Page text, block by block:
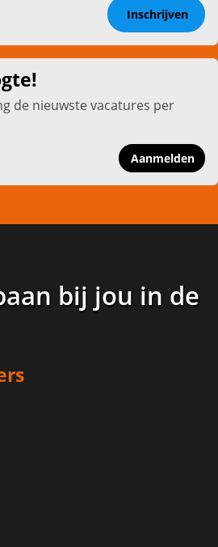
Inschrijven
de nieuwste vacatures per
Aanmelden
bij jou in de